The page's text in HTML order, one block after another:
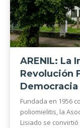
ARENIL: La
Revolución
Fundada en 1956
poliomielitis, la
Lisiado se